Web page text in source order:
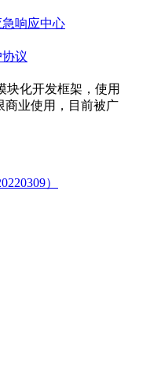
响应中心
协议
块化开发框架，使用
商业使用，目前被广
）